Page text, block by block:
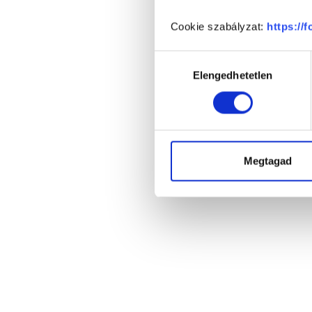
Cookie szabályzat: https://
kiválasztásaElengedhetetlen
Megtagad